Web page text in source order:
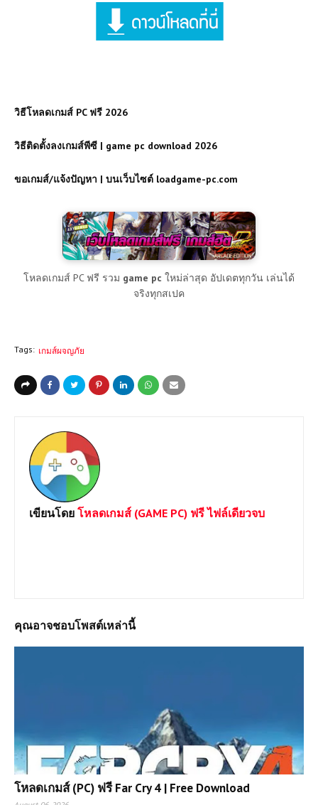
วิธีโหลดเกมส์ PC ฟรี 2026
วิธีติดตั้งลงเกมส์พีซี | game pc download 2026
ขอเกมส์/แจ้งปัญหา | บนเว็บไซต์ loadgame-pc.com
โหลดเกมส์ PC ฟรี รวม game pc ใหม่ล่าสุด อัปเดตทุกวัน เล่นได้
จริงทุกสเปค
Tags: เกมส์ผจญภัย
เขียนโดย โหลดเกมส์ (GAME PC) ฟรี ไฟล์เดียวจบ
คุณอาจชอบโพสต์เหล่านี้
โหลดเกมส์ (PC) ฟรี Far Cry 4 | Free Download
(PC) Naruto Shippuden: Ultimate
Ninja Storm 4 | Free Download